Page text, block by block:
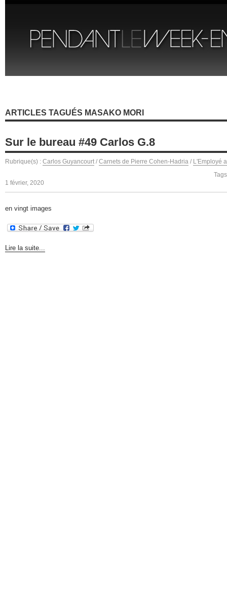
ARTICLES TAGUÉS MASAKO MORI
Sur le bureau #49 Carlos G.8
Rubrique(s) : Carlos Guyancourt / Carnets de Pierre Cohen-Hadria / L'Employé
1 février, 2020
en vingt images
Lire la suite...